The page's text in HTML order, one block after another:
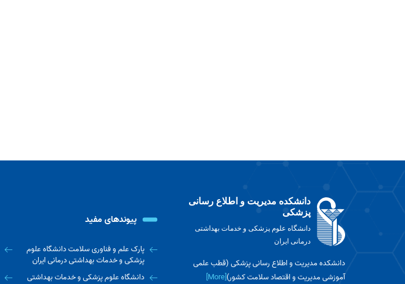
دانشکده مدیریت و اطلاع رسانی
پزشکی
دانشگاه علوم پزشکی و خدمات بهداشتی
درمانی ایران
دانشکده مدیریت و اطلاع رسانی پزشکی (قطب علمی
آموزشی مدیریت و اقتصاد سلامت کشور)[More]
پیوندهای مفید
پارک علم و فناوری سلامت دانشگاه علوم
پزشکی و خدمات بهداشتی درمانی ایران
دانشگاه علوم پزشکی و خدمات بهداشتی